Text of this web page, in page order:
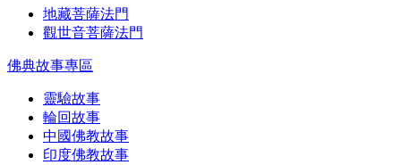
地藏菩薩法門
觀世音菩薩法門
佛典故事專區
靈驗故事
輪回故事
中國佛教故事
印度佛教故事